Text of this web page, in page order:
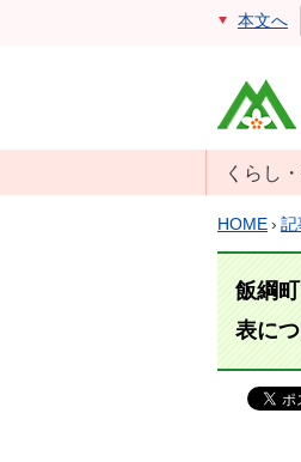
本文へ
くらし
戸籍・
住民登
戸籍届
届出
HOME› 記
飯綱
表につ